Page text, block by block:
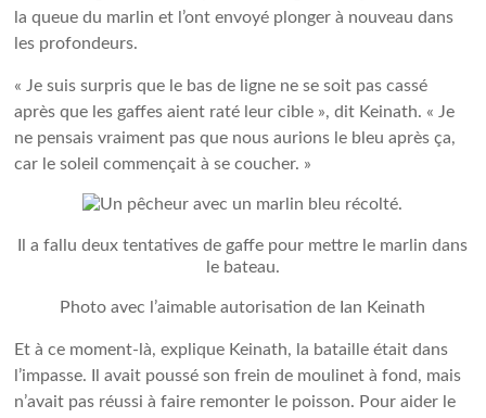
la queue du marlin et l’ont envoyé plonger à nouveau dans
les profondeurs.
« Je suis surpris que le bas de ligne ne se soit pas cassé
après que les gaffes aient raté leur cible », dit Keinath. « Je
ne pensais vraiment pas que nous aurions le bleu après ça,
car le soleil commençait à se coucher. »
Il a fallu deux tentatives de gaffe pour mettre le marlin dans
le bateau.
Photo avec l’aimable autorisation de Ian Keinath
Et à ce moment-là, explique Keinath, la bataille était dans
l’impasse. Il avait poussé son frein de moulinet à fond, mais
n’avait pas réussi à faire remonter le poisson. Pour aider le